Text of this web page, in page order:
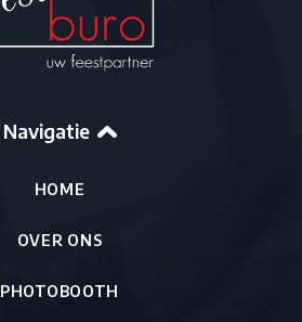
Navigatie
HOME
OVER ONS
PHOTOBOOTH